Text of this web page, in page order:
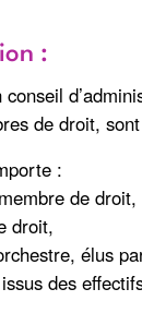
:
conseil
de droit,
:
de droit,
droit,
élus
des